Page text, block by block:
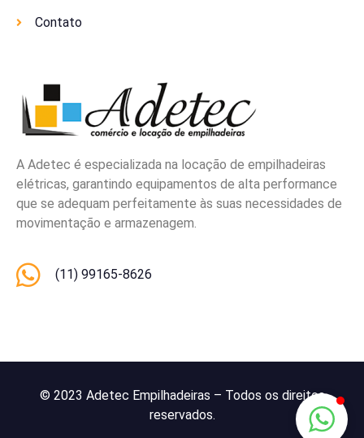
A Adetec é especializada na locação de empilhadeiras
elétricas, garantindo equipamentos de alta performance
que se adequam perfeitamente às suas necessidades de
movimentação e armazenagem.
(11) 99165-8626
Contato
© 2023 Adetec Empilhadeiras – Todos os direitos
reservados.